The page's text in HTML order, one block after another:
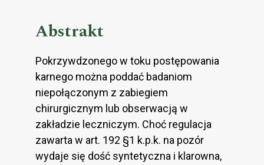
Abstrakt
Pokrzywdzonego w toku postępowania
karnego można poddać badaniom
niepołączonym z zabiegiem
chirurgicznym lub obserwacją w
zakładzie leczniczym. Choć regulacja
zawarta w art. 192 §1 k.p.k. na pozór
wydaje się dość syntetyczna i klarowna,